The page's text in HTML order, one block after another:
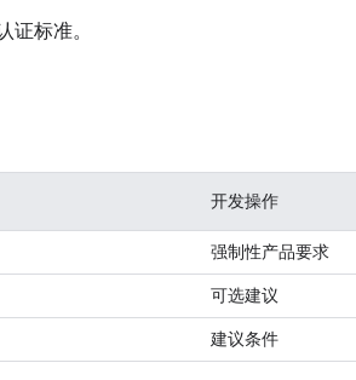
证标准。
开发操作
强制性产品要求
可选建议
建议条件